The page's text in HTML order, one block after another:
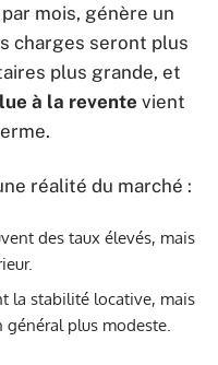
mois, génère un
charges seront plus
plus grande, et
à la revente vient
réalité du marché :
des taux élevés, mais
la stabilité locative, mais
plus modeste.